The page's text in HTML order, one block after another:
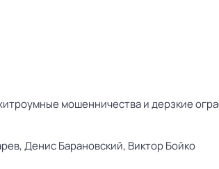
мошенничества и дерзкие
Денис Барановский, Виктор Бойко